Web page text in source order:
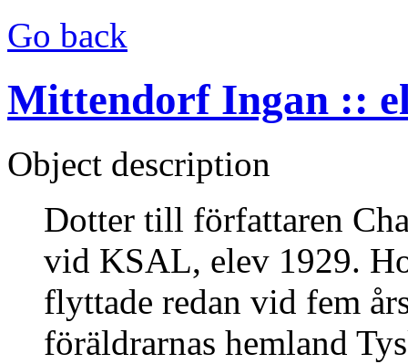
Go back
Mittendorf Ingan ::
Object description
Dotter till författaren
vid KSAL, elev 1929.
flyttade redan vid fem
föräldrarnas hemland